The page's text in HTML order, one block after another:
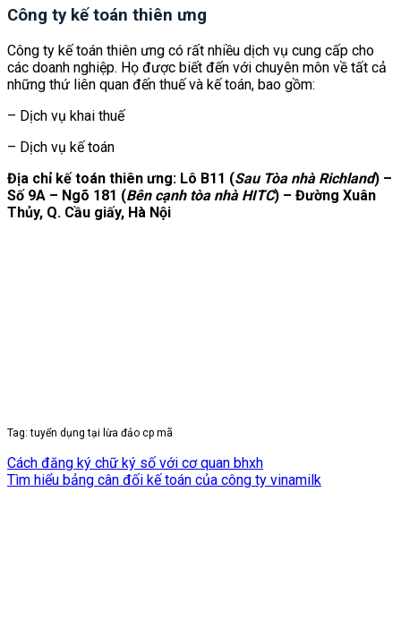
Công ty kế toán thiên ưng
Công ty kế toán thiên ưng có rất nhiều dịch vụ cung cấp cho
các doanh nghiệp. Họ được biết đến với chuyên môn về tất cả
những thứ liên quan đến thuế và kế toán, bao gồm:
– Dịch vụ khai thuế
– Dịch vụ kế toán
Địa chỉ kế toán thiên ưng: Lô B11 (Sau Tòa nhà Richland) –
Số 9A – Ngõ 181 (Bên cạnh tòa nhà HITC) – Đường Xuân
Thủy, Q. Cầu giấy, Hà Nội
Tag: tuyển dụng tại lừa đảo cp mã
Cách đăng ký chữ ký số với cơ quan bhxh
Tìm hiểu bảng cân đối kế toán của công ty vinamilk